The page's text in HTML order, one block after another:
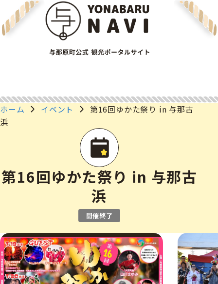
ホーム イベント
第16回ゆかた祭り in 与那古
浜
第16回ゆかた祭り in 与那古
浜
開催終了